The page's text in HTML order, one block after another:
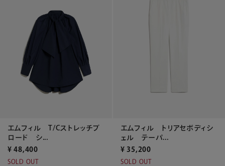
エムフィル T/Cストレッチブ
ロード シ...
¥ 48,400
SOLD OUT
エムフィル トリアセボディシ
ェル テーパ...
¥ 35,200
SOLD OUT